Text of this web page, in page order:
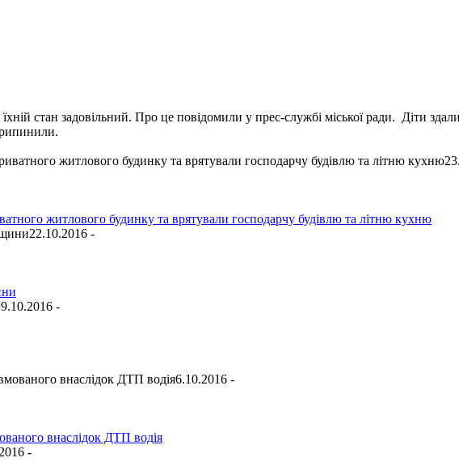
стан задовільний. Про це повідомили у прес-службі міської ради. Діти
житлового будинку та врятували господарчу будівлю та літню кухню
22.10.2016 -
-
6.10.2016 -
внаслідок ДТП водія
-